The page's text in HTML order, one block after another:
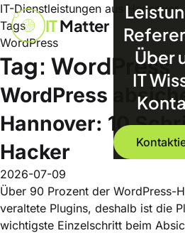
ITMatter
Über
IT
IT-Dienstleistungen aus Hannover
Tags
WordPress
Tag: WordPress
WordPress
Hannover: 10
Hacker
2026-07-09
Über 90 Prozent der WordPress-
veraltete Plugins, deshalb ist die
wichtigste Einzelschritt beim